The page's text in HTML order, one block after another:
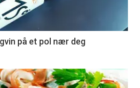
på et pol nær deg